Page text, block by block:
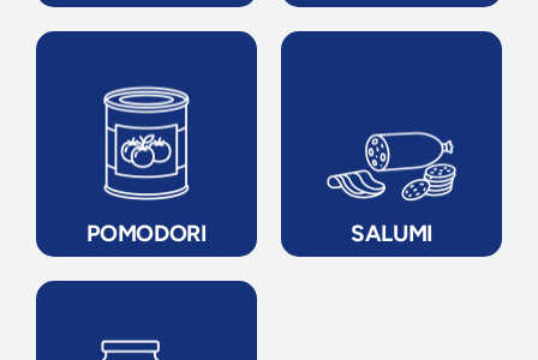
POMODORI SALUMI